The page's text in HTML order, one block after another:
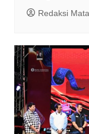
Redaksi